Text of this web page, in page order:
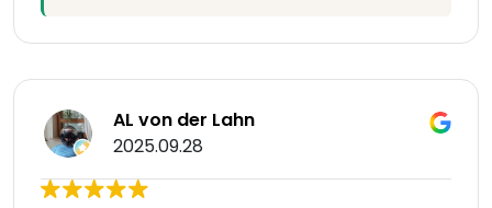
AL von der Lahn
2025.09.28